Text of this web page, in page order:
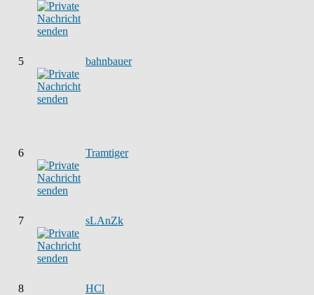
5 bahnbauer
6 Tramtiger
7 sLAnZk
8 HCl